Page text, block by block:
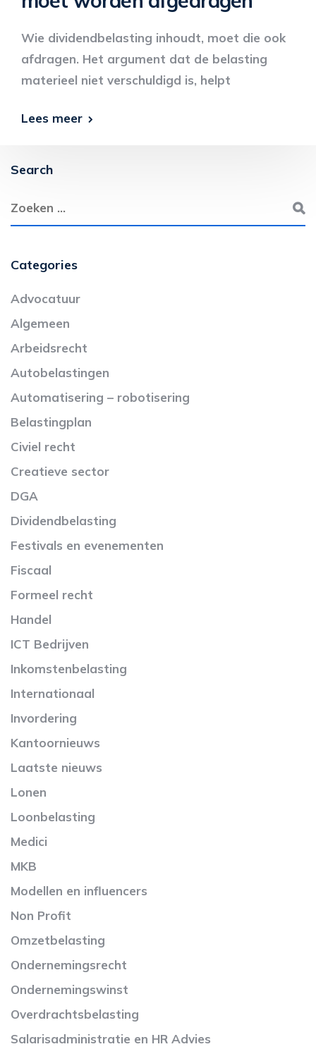
Wie dividendbelasting inhoudt, moet die ook
afdragen. Het argument dat de belasting
materieel niet verschuldigd is, helpt
Lees meer
Search
Categories
Advocatuur
Algemeen
Arbeidsrecht
Autobelastingen
Automatisering – robotisering
Belastingplan
Civiel recht
Creatieve sector
DGA
Dividendbelasting
Festivals en evenementen
Fiscaal
Formeel recht
Handel
ICT Bedrijven
Inkomstenbelasting
Internationaal
Invordering
Kantoornieuws
Laatste nieuws
Lonen
Loonbelasting
Medici
MKB
Modellen en influencers
Non Profit
Omzetbelasting
Ondernemingsrecht
Ondernemingswinst
Overdrachtsbelasting
Salarisadministratie en HR Advies